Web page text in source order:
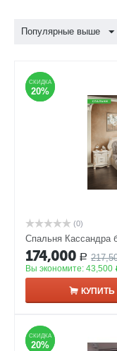
Популярные выше
СКИДКА
20%
СКИДКА
20%
(0)
Спальня
174,000 Р
Вы экономите: 43,500
КУПИТЬ
СКИДКА
20%
СКИДКА
20%